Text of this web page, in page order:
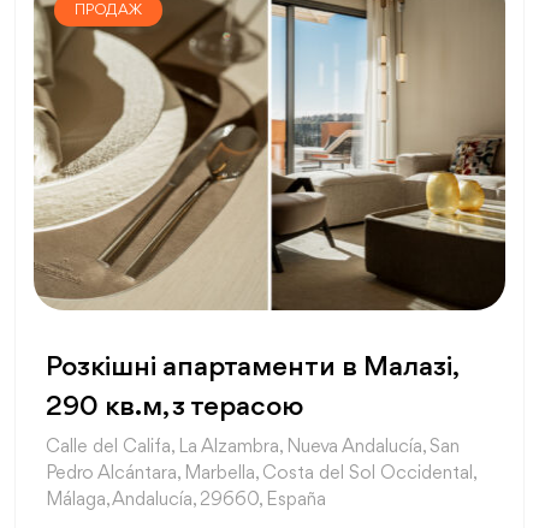
ПРОДАЖ
Розкішні апартаменти в Малазі,
290 кв.м, з терасою
Calle del Califa, La Alzambra, Nueva Andalucía, San
Pedro Alcántara, Marbella, Costa del Sol Occidental,
Málaga, Andalucía, 29660, España